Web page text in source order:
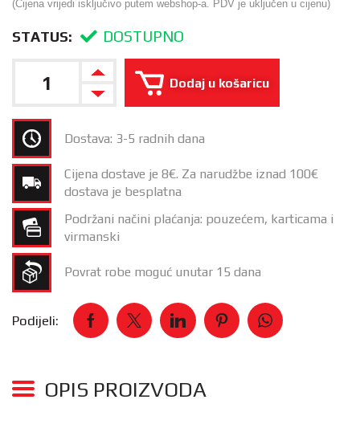
(Cijena vrijedi isključivo putem webshop-a. PDV je uključen u cijenu)
STATUS: DOSTUPNO
Dodaj u košaricu
Dostava: 3-5 radnih dana
Cijena dostave je 8€. Za narudžbe iznad 100€
dostava je besplatna
Podržani načini plaćanja: pouzećem, karticama i
virmanski
Povrat robe moguć unutar 15 dana
Podijeli:
OPIS PROIZVODA